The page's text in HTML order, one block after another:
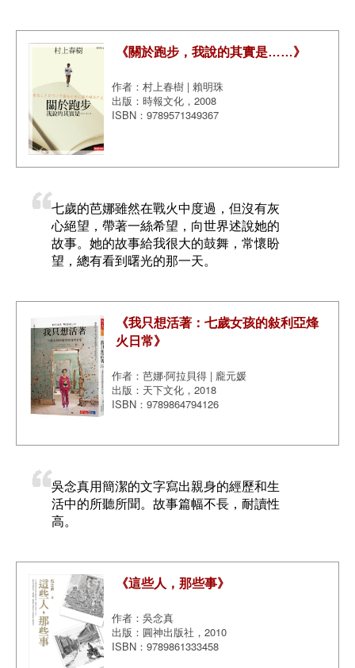
《關於跑步，我說的其實是……》
作者：村上春樹 | 賴明珠
出版：時報文化，2008
ISBN：9789571349367
七歲的芭娜雖然在戰火中度過，但沒有灰
心絕望，帶著一絲希望，向世界述說她的
故事。她的故事給我很大的鼓舞，常懷盼
望，總有看到曙光的那一天。
《我只想活著：七歲女孩的敍利亞烽
火日常》
作者：芭娜‧阿拉貝得 | 龐元媛
出版：天下文化，2018
ISBN：9789864794126
吳念真用簡潔的文字寫出親身的經歷和生
活中的所聽所聞。故事篇幅不長，耐讀性
高。
《這些人，那些事》
作者：吳念真
出版：圓神出版社，2010
ISBN：9789861333458